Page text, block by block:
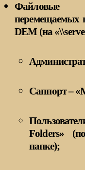
Файловые
перемещаемых
DEM (на
Саппорт –
Folders»
папке);